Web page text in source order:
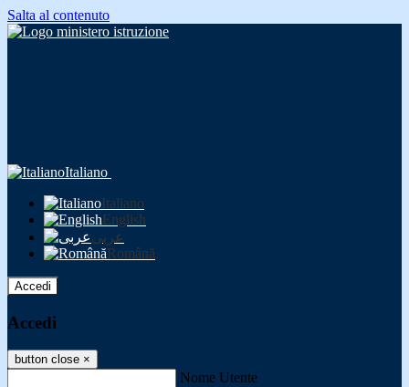
Salta al contenuto
Italiano
Italiano
English
عربى
Română
Accedi
Accedi
button close ×
Nome Utente